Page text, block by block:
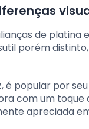
de platina
porém
é popular por
com um
apreciada